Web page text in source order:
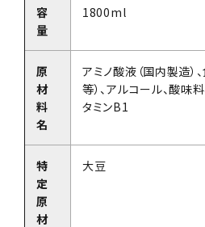
容
量
1800ml
原
材
料
名
アミノ酸液（国内製造）
等）、アルコール、酸味
タミンB1
特
定
原
材
大豆